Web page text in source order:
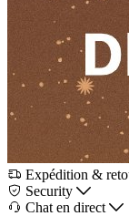
Expédition &
Security
Chat en direct